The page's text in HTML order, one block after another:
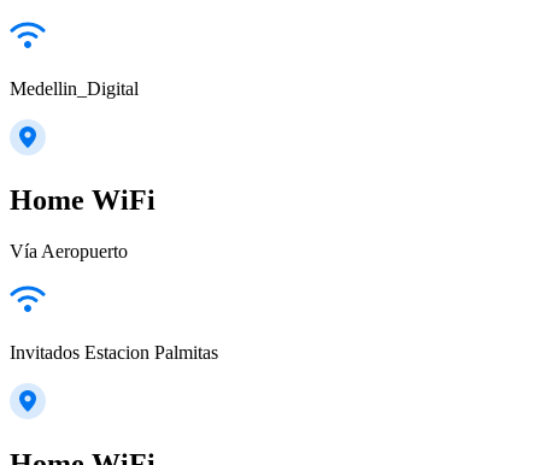
Medellin_Digital
Home WiFi
Vía Aeropuerto
Invitados Estacion Palmitas